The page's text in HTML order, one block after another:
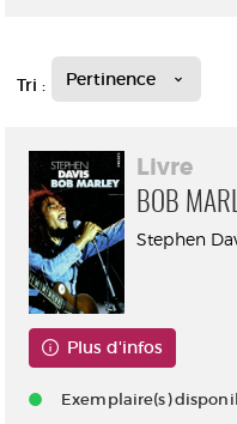
Tri : Pertinence
Livre
BOB
Stephen
Plus d'infos
Exemplaire(s)